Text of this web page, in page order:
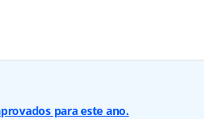
para este ano.